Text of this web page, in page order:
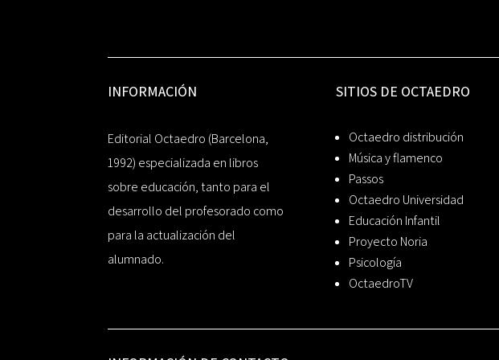
INFORMACIÓN
Editorial Octaedro (Barcelona,
1992) especializada en libros
sobre educación, tanto para el
desarrollo del profesorado como
para la actualización del
alumnado.
SITIOS DE OCTAEDRO
Octaedro distribución
Música y flamenco
Passos
Octaedro Universidad
Educación Infantil
Proyecto Noria
Psicología
OctaedroTV